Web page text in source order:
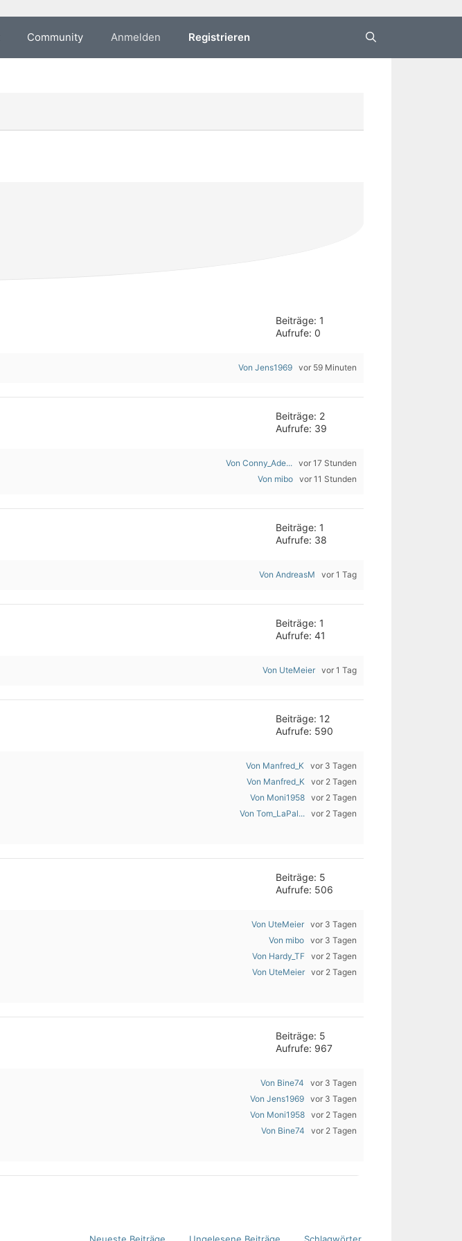
Community Anmelden Registrieren
Beiträge: 1
Aufrufe: 0
Von Jens1969 vor 59 Minuten
Beiträge: 2
Aufrufe: 39
Von Conny_Ade... vor 17 Stunden
Von mibo vor 11 Stunden
Beiträge: 1
Aufrufe: 38
Von AndreasM vor 1 Tag
Beiträge: 1
Aufrufe: 41
Von UteMeier vor 1 Tag
Beiträge: 12
Aufrufe: 590
Von Manfred_K vor 3 Tagen
Von Manfred_K vor 2 Tagen
Von Moni1958 vor 2 Tagen
Von Tom_LaPal... vor 2 Tagen
Beiträge: 5
Aufrufe: 506
Von UteMeier vor 3 Tagen
Von mibo vor 3 Tagen
Von Hardy_TF vor 2 Tagen
Von UteMeier vor 2 Tagen
Beiträge: 5
Aufrufe: 967
Von Bine74 vor 3 Tagen
Von Jens1969 vor 3 Tagen
Von Moni1958 vor 2 Tagen
Von Bine74 vor 2 Tagen